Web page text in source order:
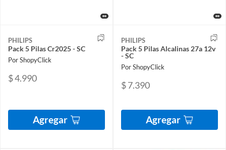
PHILIPS
Pack 5 Pilas Cr2025 - SC
Por ShopyClick
$ 4.990
Agregar
PHILIPS
Pack 5 Pilas Alcalinas 27a 12v
- SC
Por ShopyClick
$ 7.390
Agregar